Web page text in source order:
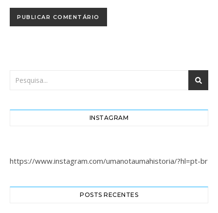
INSTAGRAM
https://www.instagram.com/umanotaumahistoria/?hl=pt-br
POSTS RECENTES